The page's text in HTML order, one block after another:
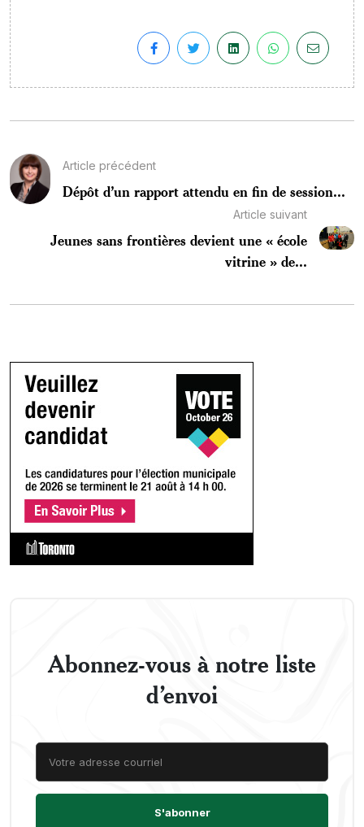
Article précédent
Dépôt d’un rapport attendu en fin de session...
Article suivant
Jeunes sans frontières devient une « école
vitrine » de...
Abonnez-vous à notre liste
d’envoi